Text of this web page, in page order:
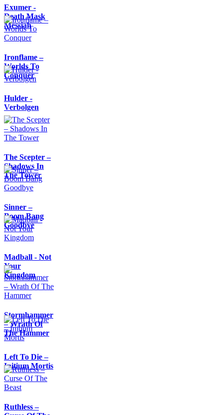
Exumer -
Death Mask
Messiah
Ironflame –
Worlds To
Conquer
Hulder -
Verbolgen
The Scepter –
Shadows In
The Tower
Sinner –
Boom Bang
Goodbye
Madball - Not
Your
Kingdom
Stormhammer
– Wrath Of
The Hammer
Left To Die –
Initium Mortis
Ruthless –